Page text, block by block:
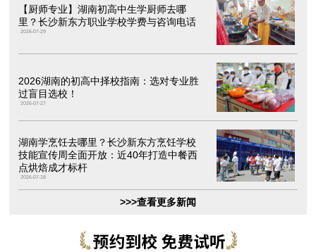
【厨师专业】湖南初高中生学厨师去哪
里？长沙新东方职业学校学费与咨询电话
2026-07-29
2026湖南的初高中择校指南：选对专业胜
过盲目选校！
2026-07-27
湖南学烹饪去哪里？长沙新东方烹饪学校
技能宣传周全面开放：近40年打造中餐西
点烘焙成才标杆
2026-07-18
>>>查看更多新闻